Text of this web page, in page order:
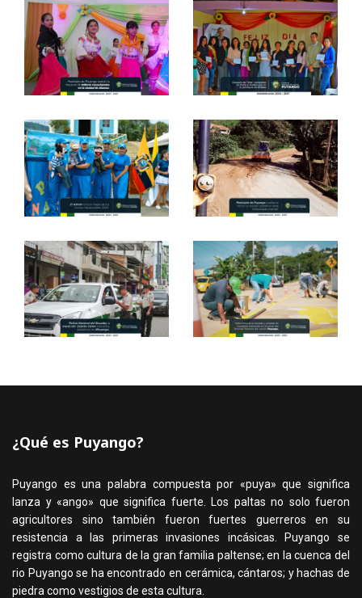
¿Qué es Puyango?
Puyango es una palabra compuesta por «puya» que significa
lanza y «ango» que significa fuerte. Los paltas no solo fueron
agricultores sino también fueron fuertes guerreros en su
resistencia a las primeras invasiones incásicas. Puyango se
registra como cultura de la gran familia paltense; en la cuenca del
rio Puyango se ha encontrado en cerámica, cántaros; y hachas de
piedra como vestigios de esta cultura.